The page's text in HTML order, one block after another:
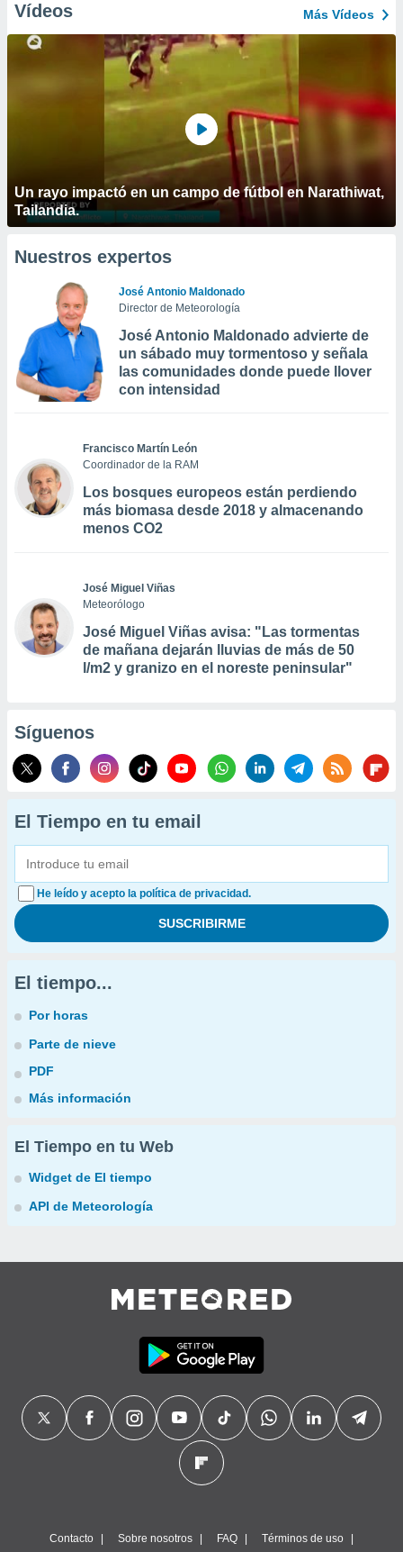
Vídeos Más Vídeos
Un rayo impactó en un campo de fútbol en Narathiwat,
Tailandia.
Nuestros expertos
José Antonio Maldonado
Director de Meteorología
José Antonio Maldonado advierte de
un sábado muy tormentoso y señala
las comunidades donde puede llover
con intensidad
Francisco Martín León
Coordinador de la RAM
Los bosques europeos están perdiendo
más biomasa desde 2018 y almacenando
menos CO2
José Miguel Viñas
Meteorólogo
José Miguel Viñas avisa: "Las tormentas
de mañana dejarán lluvias de más de 50
l/m2 y granizo en el noreste peninsular"
Síguenos
El Tiempo en tu email
He leído y acepto la política de privacidad.
El tiempo...
Por horas
Parte de nieve
PDF
Más información
El Tiempo en tu Web
Widget de El tiempo
API de Meteorología
Contacto Sobre nosotros FAQ Términos de uso